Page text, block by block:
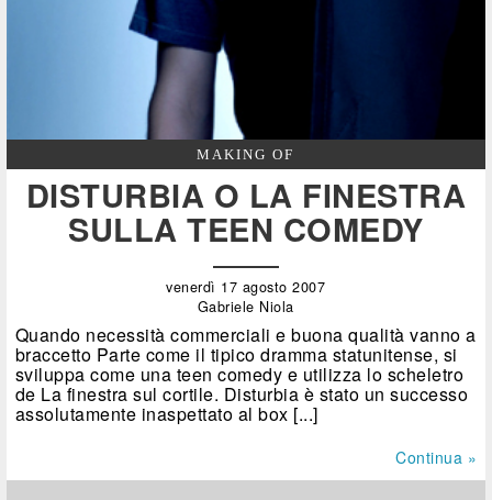
MAKING OF
DISTURBIA O LA FINESTRA
SULLA TEEN COMEDY
venerdì 17 agosto 2007
Gabriele Niola
Quando necessità commerciali e buona qualità vanno a
braccetto Parte come il tipico dramma statunitense, si
sviluppa come una teen comedy e utilizza lo scheletro
de La finestra sul cortile. Disturbia è stato un successo
assolutamente inaspettato al box [...]
Continua »